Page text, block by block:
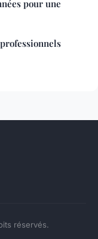
pour une
réservés.